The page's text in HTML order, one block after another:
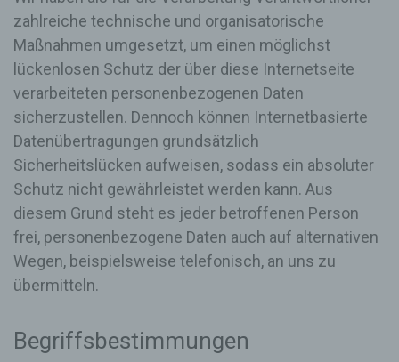
zahlreiche technische und organisatorische
Maßnahmen umgesetzt, um einen möglichst
lückenlosen Schutz der über diese Internetseite
verarbeiteten personenbezogenen Daten
sicherzustellen. Dennoch können Internetbasierte
Datenübertragungen grundsätzlich
Sicherheitslücken aufweisen, sodass ein absoluter
Schutz nicht gewährleistet werden kann. Aus
diesem Grund steht es jeder betroffenen Person
frei, personenbezogene Daten auch auf alternativen
Wegen, beispielsweise telefonisch, an uns zu
übermitteln.
Begriffsbestimmungen